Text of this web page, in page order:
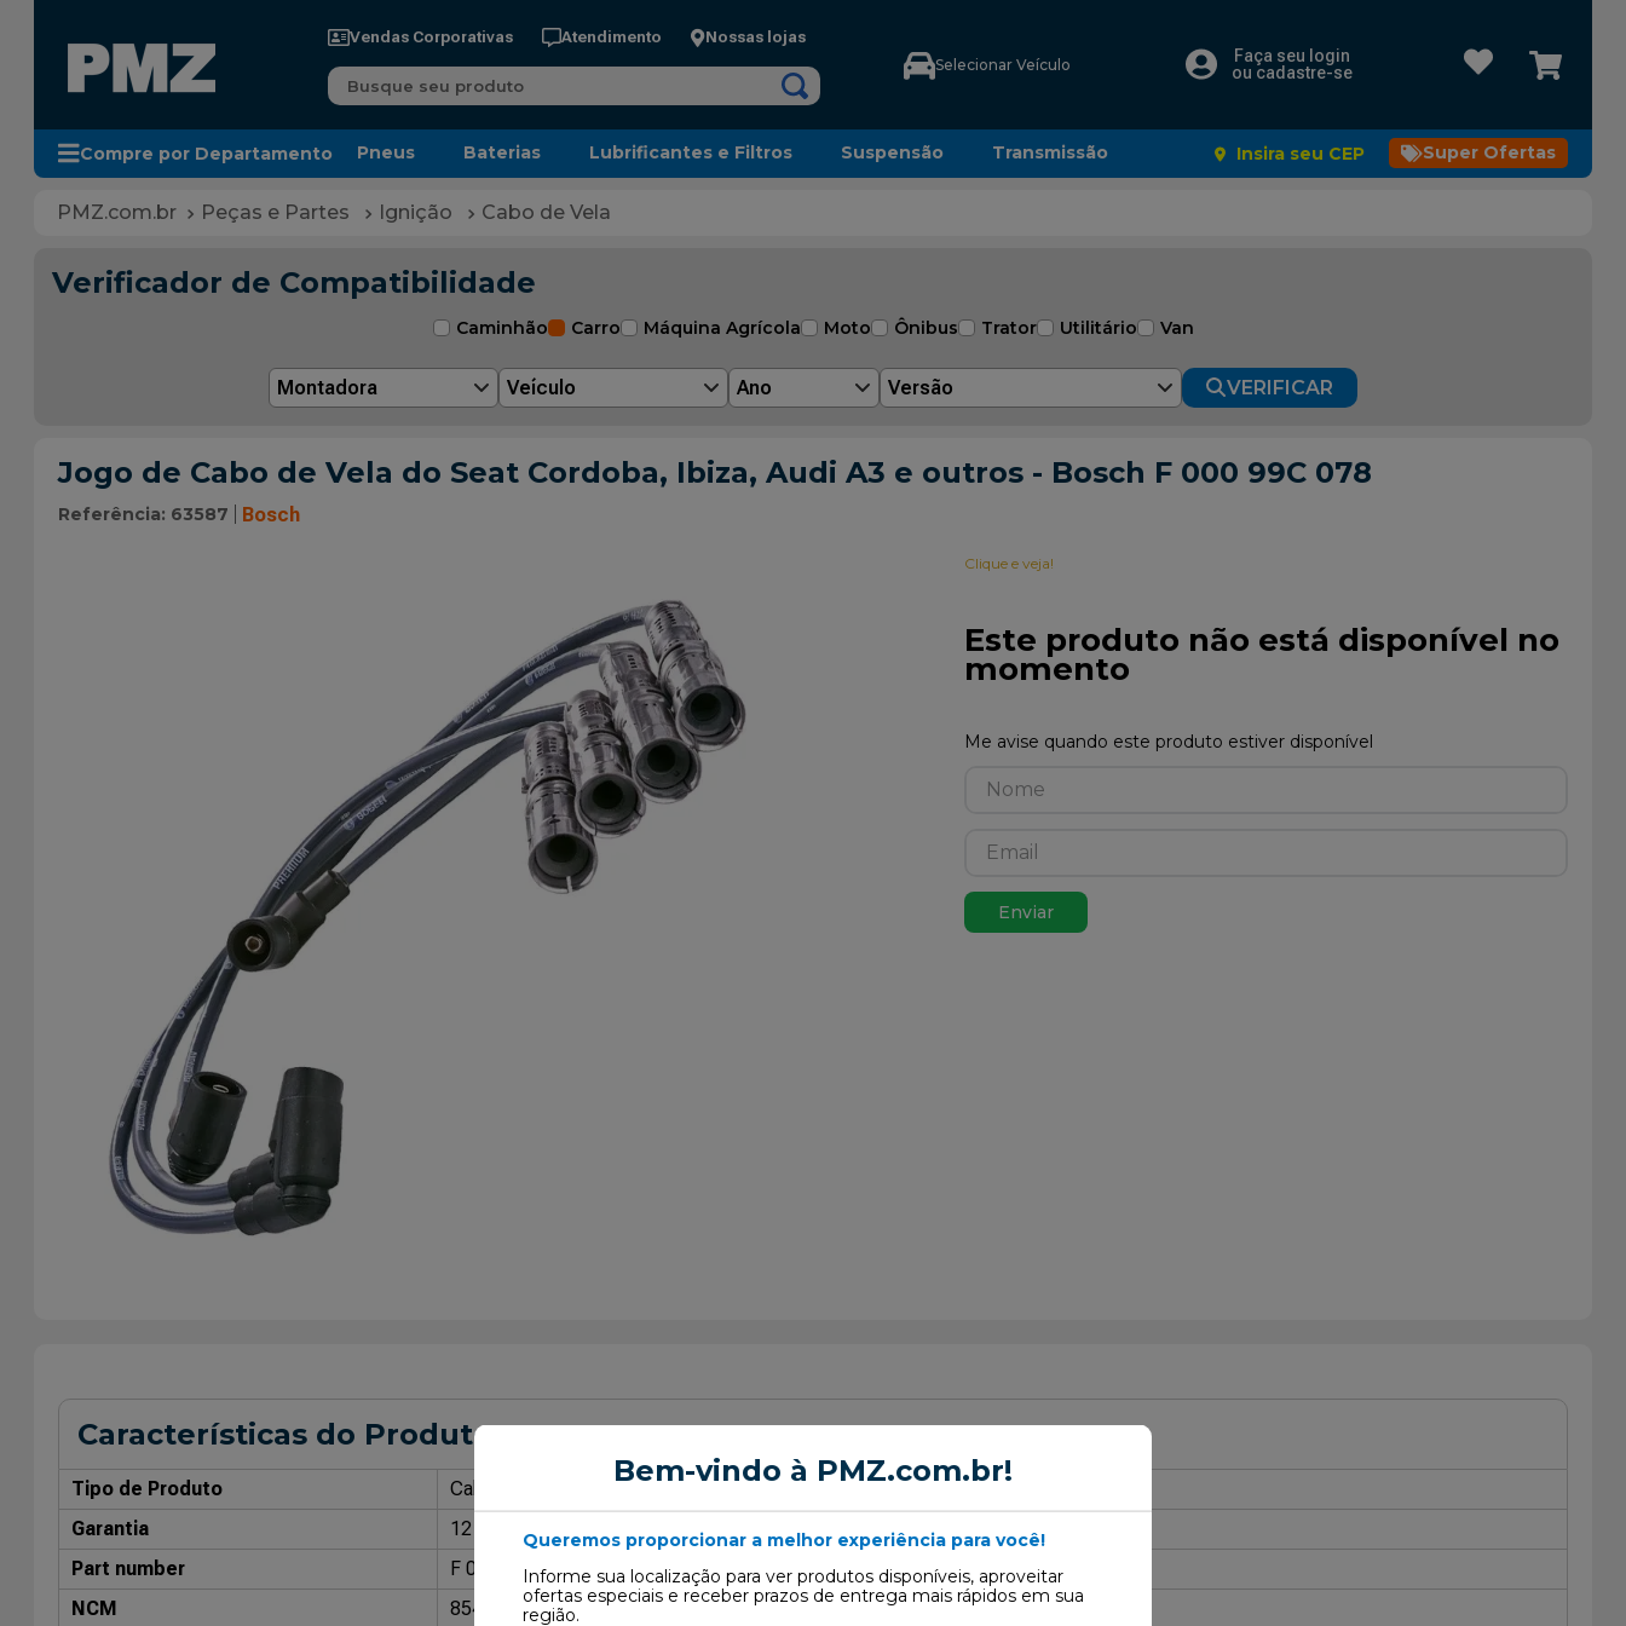
Bem-vindo à PMZ.com.br!
Queremos proporcionar a melhor experiência para você!
Informe sua localização para ver produtos disponíveis, aproveitar
ofertas especiais e receber prazos de entrega mais rápidos em sua
região.
Vendas Corporativas Atendimento Nossas lojas
Busque seu produto Selecionar Veículo
Faça seu login
ou cadastre-se
Compre por Departamento Pneus Baterias Lubrificantes e Filtros Suspensão Transmissão Insira seu CEP Super Ofertas
Peças e Partes Ignição Cabo de Vela
Verificador de Compatibilidade
Caminhão Carro Máquina Agrícola Moto Ônibus Trator Utilitário Van
Montadora Veículo Ano Versão VERIFICAR
Jogo de Cabo de Vela do Seat Cordoba, Ibiza, Audi A3 e outros - Bosch F 000 99C 078
Referência: 63587 Bosch
Clique e veja!
Este produto não está disponível no
momento
Enviar
Características do Produto
Tipo de Produto
Cabo de Vela
Garantia
12 Meses
Part number
F 000 99C 078
NCM
85443000